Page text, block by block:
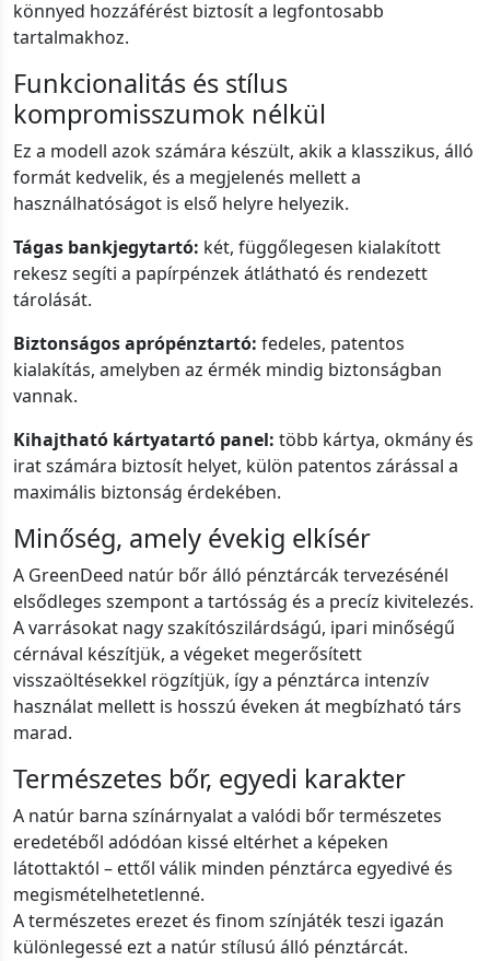
könnyed hozzáférést biztosít a legfontosabb
tartalmakhoz.
Funkcionalitás és stílus
kompromisszumok nélkül
Ez a modell azok számára készült, akik a klasszikus, álló
formát kedvelik, és a megjelenés mellett a
használhatóságot is első helyre helyezik.
Tágas bankjegytartó: két, függőlegesen kialakított
rekesz segíti a papírpénzek átlátható és rendezett
tárolását.
Biztonságos aprópénztartó: fedeles, patentos
kialakítás, amelyben az érmék mindig biztonságban
vannak.
Kihajtható kártyatartó panel: több kártya, okmány és
irat számára biztosít helyet, külön patentos zárással a
maximális biztonság érdekében.
Minőség, amely évekig elkísér
A GreenDeed natúr bőr álló pénztárcák tervezésénél
elsődleges szempont a tartósság és a precíz kivitelezés.
A varrásokat nagy szakítószilárdságú, ipari minőségű
cérnával készítjük, a végeket megerősített
visszaöltésekkel rögzítjük, így a pénztárca intenzív
használat mellett is hosszú éveken át megbízható társ
marad.
Természetes bőr, egyedi karakter
A natúr barna színárnyalat a valódi bőr természetes
eredetéből adódóan kissé eltérhet a képeken
látottaktól – ettől válik minden pénztárca egyedivé és
megismételhetetlenné.
A természetes erezet és finom színjáték teszi igazán
különlegessé ezt a natúr stílusú álló pénztárcát.